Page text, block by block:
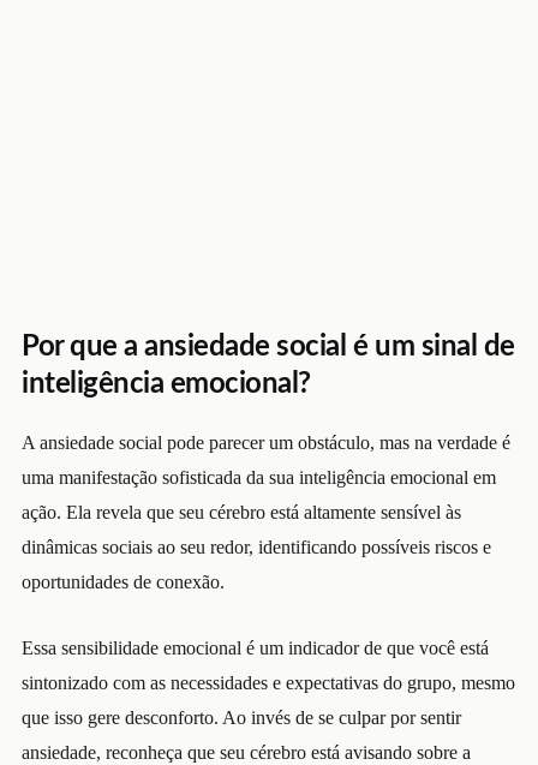
Por que a ansiedade social é um sinal de
inteligência emocional?
A ansiedade social pode parecer um obstáculo, mas na verdade é
uma manifestação sofisticada da sua inteligência emocional em
ação. Ela revela que seu cérebro está altamente sensível às
dinâmicas sociais ao seu redor, identificando possíveis riscos e
oportunidades de conexão.
Essa sensibilidade emocional é um indicador de que você está
sintonizado com as necessidades e expectativas do grupo, mesmo
que isso gere desconforto. Ao invés de se culpar por sentir
ansiedade, reconheça que seu cérebro está avisando sobre a